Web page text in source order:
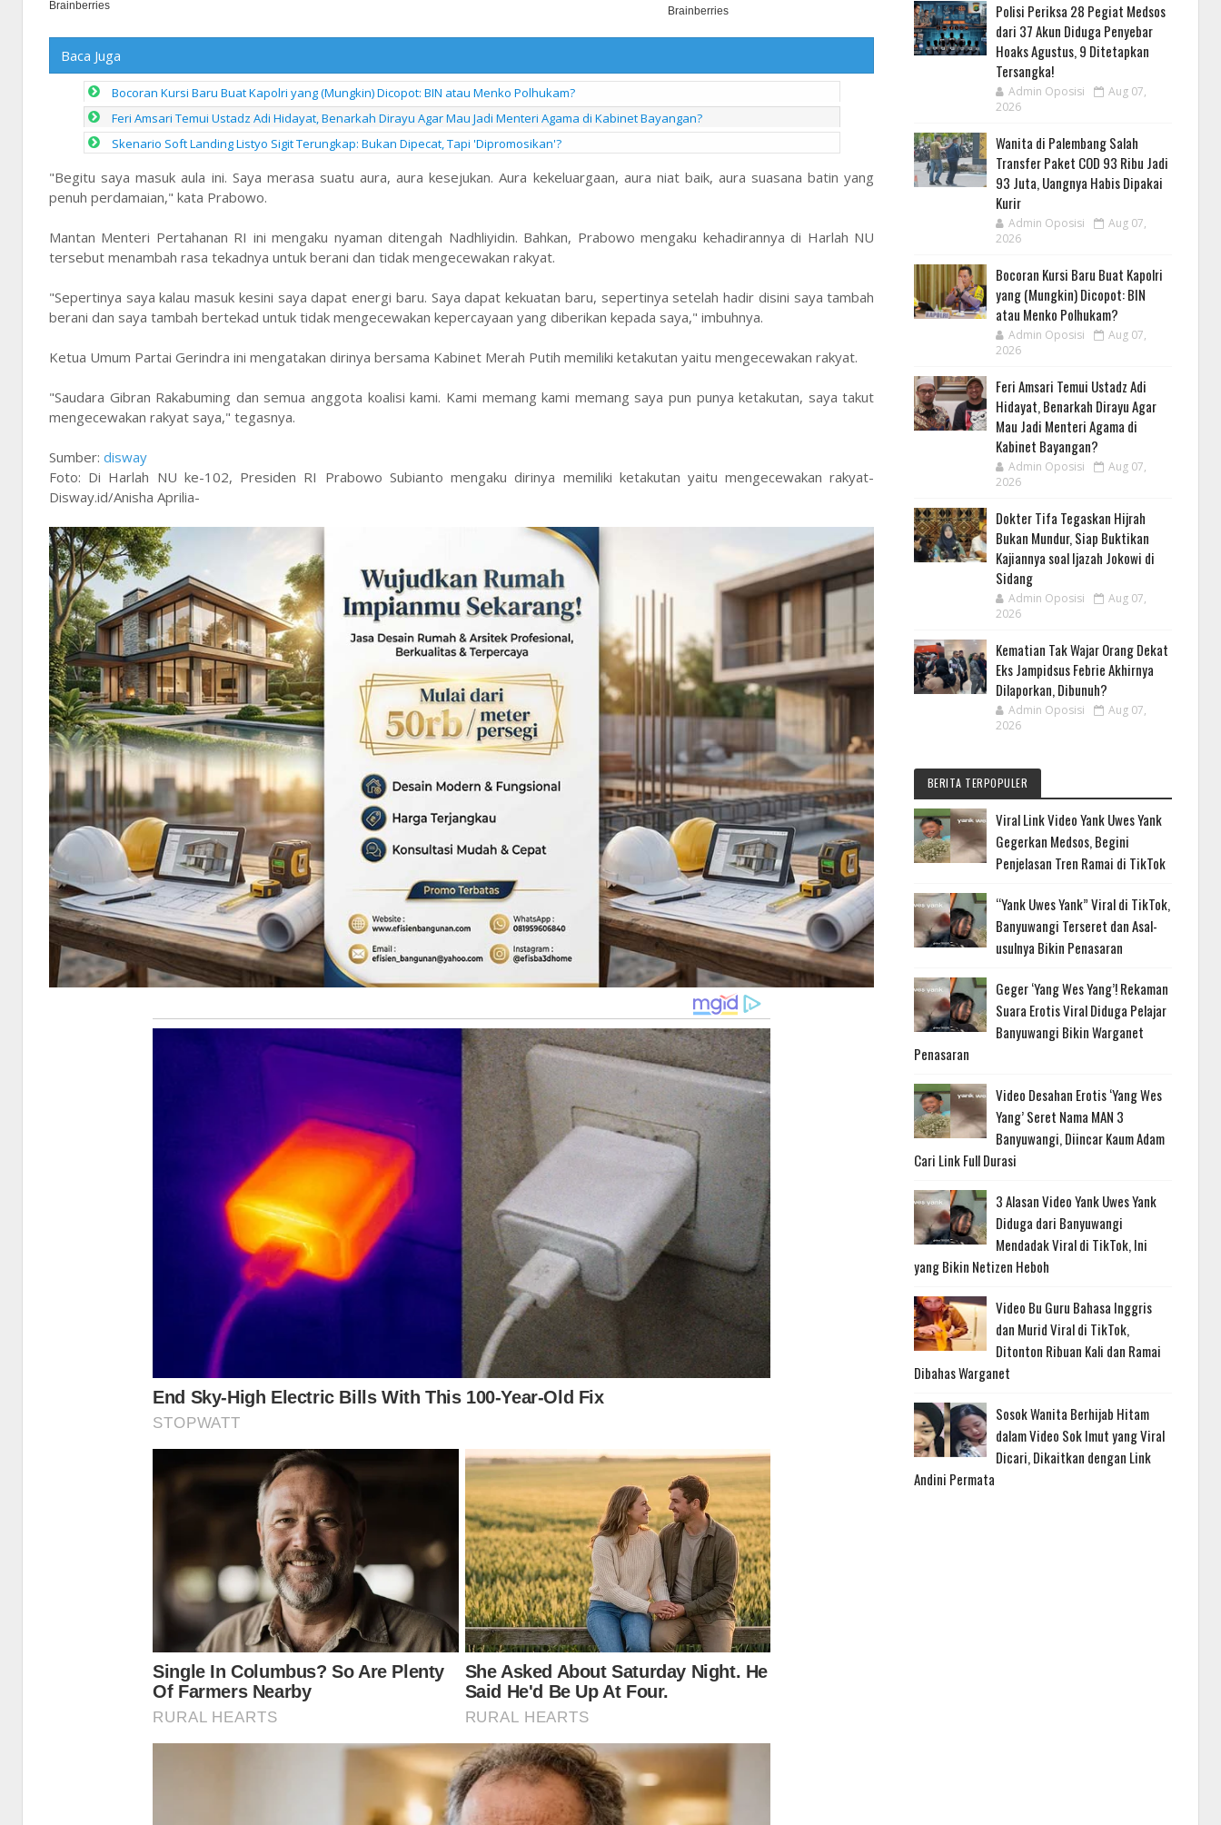
Baca Juga
Bocoran Kursi Baru Buat Kapolri yang (Mungkin) Dicopot: BIN atau Menko Polhukam?
Feri Amsari Temui Ustadz Adi Hidayat, Benarkah Dirayu Agar Mau Jadi Menteri Agama di Kabinet Bayangan?
Skenario Soft Landing Listyo Sigit Terungkap: Bukan Dipecat, Tapi 'Dipromosikan'?
"Begitu saya masuk aula ini. Saya merasa suatu aura, aura kesejukan. Aura kekeluargaan, aura niat baik, aura suasana batin yang
penuh perdamaian," kata Prabowo.
Mantan Menteri Pertahanan RI ini mengaku nyaman ditengah Nadhliyidin. Bahkan, Prabowo mengaku kehadirannya di Harlah NU
tersebut menambah rasa tekadnya untuk berani dan tidak mengecewakan rakyat.
"Sepertinya saya kalau masuk kesini saya dapat energi baru. Saya dapat kekuatan baru, sepertinya setelah hadir disini saya tambah
berani dan saya tambah bertekad untuk tidak mengecewakan kepercayaan yang diberikan kepada saya," imbuhnya.
Ketua Umum Partai Gerindra ini mengatakan dirinya bersama Kabinet Merah Putih memiliki ketakutan yaitu mengecewakan rakyat.
"Saudara Gibran Rakabuming dan semua anggota koalisi kami. Kami memang kami memang saya pun punya ketakutan, saya takut
mengecewakan rakyat saya," tegasnya.
Sumber: disway
Foto: Di Harlah NU ke-102, Presiden RI Prabowo Subianto mengaku dirinya memiliki ketakutan yaitu mengecewakan rakyat-
Disway.id/Anisha Aprilia-
Polisi Periksa 28 Pegiat Medsos
dari 37 Akun Diduga Penyebar
Hoaks Agustus, 9 Ditetapkan
Tersangka!
Admin Oposisi
Aug 07,
2026
Wanita di Palembang Salah
Transfer Paket COD 93 Ribu Jadi
93 Juta, Uangnya Habis Dipakai
Kurir
Admin Oposisi
Aug 07,
2026
Bocoran Kursi Baru Buat Kapolri
yang (Mungkin) Dicopot: BIN
atau Menko Polhukam?
Admin Oposisi
Aug 07,
2026
Feri Amsari Temui Ustadz Adi
Hidayat, Benarkah Dirayu Agar
Mau Jadi Menteri Agama di
Kabinet Bayangan?
Admin Oposisi
Aug 07,
2026
Dokter Tifa Tegaskan Hijrah
Bukan Mundur, Siap Buktikan
Kajiannya soal Ijazah Jokowi di
Sidang
Admin Oposisi
Aug 07,
2026
Kematian Tak Wajar Orang Dekat
Eks Jampidsus Febrie Akhirnya
Dilaporkan, Dibunuh?
Admin Oposisi
Aug 07,
2026
BERITA TERPOPULER
Viral Link Video Yank Uwes Yank
Gegerkan Medsos, Begini
Penjelasan Tren Ramai di TikTok
“Yank Uwes Yank” Viral di TikTok,
Banyuwangi Terseret dan Asal-
usulnya Bikin Penasaran
Geger ‘Yang Wes Yang’! Rekaman
Suara Erotis Viral Diduga Pelajar
Banyuwangi Bikin Warganet
Penasaran
Video Desahan Erotis ‘Yang Wes
Yang’ Seret Nama MAN 3
Banyuwangi, Diincar Kaum Adam
Cari Link Full Durasi
3 Alasan Video Yank Uwes Yank
Diduga dari Banyuwangi
Mendadak Viral di TikTok, Ini
yang Bikin Netizen Heboh
Video Bu Guru Bahasa Inggris
dan Murid Viral di TikTok,
Ditonton Ribuan Kali dan Ramai
Dibahas Warganet
Sosok Wanita Berhijab Hitam
dalam Video Sok Imut yang Viral
Dicari, Dikaitkan dengan Link
Andini Permata